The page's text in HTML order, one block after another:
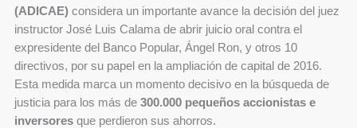
(ADICAE)considera un importante avance la decisión del juez
instructor José Luis Calama de abrir juicio oral contra el
expresidente del Banco Popular, Ángel Ron, y otros 10
directivos, por su papel en la ampliación de capital de 2016.
Esta medida marca un momento decisivo en la búsqueda de
justicia para los más de 300.000 pequeños accionistas e
inversoresque perdieron sus ahorros.